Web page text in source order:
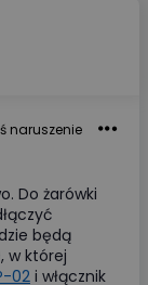
naruszenie
Do żarówki
będą
w której
02i włącznik